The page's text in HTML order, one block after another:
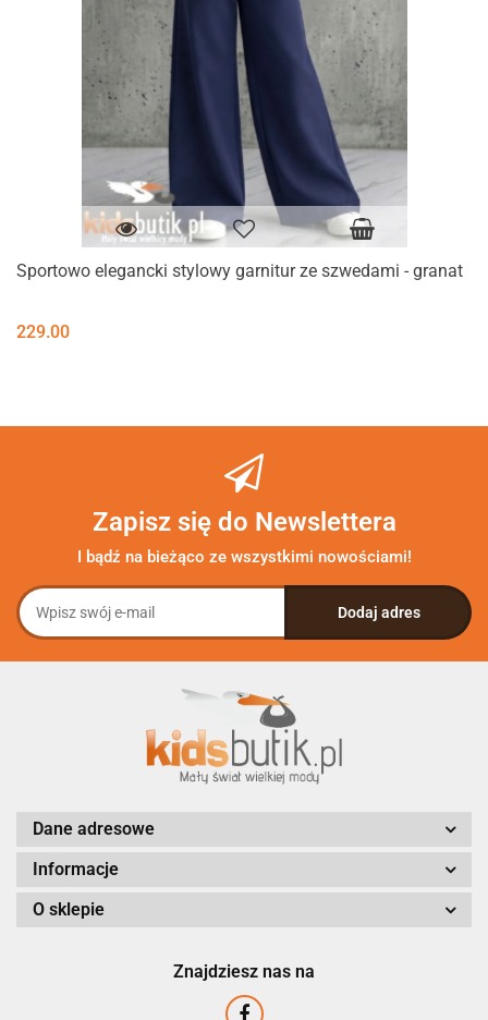
Sportowo elegancki stylowy garnitur ze szwedami - granat
229.00
Zapisz się do Newslettera
I bądź na bieżąco ze wszystkimi nowościami!
Dane adresowe
Informacje
O sklepie
Znajdziesz nas na